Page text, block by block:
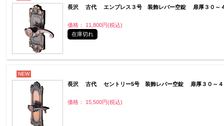
長沢 古代 エンプレス３号 装飾レバー空錠 扉厚３０～
価格： 11,800円(税込)
在庫切れ
NEW
長沢 古代 セントリー5号 装飾レバー空錠 扉厚３０～４
価格： 15,500円(税込)